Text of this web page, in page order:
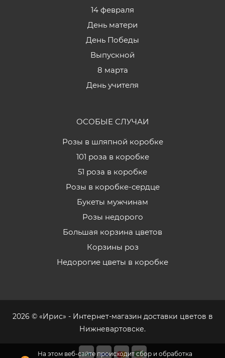
На этом веб-сайте происходит сбор и обработка
14 февраля
День матери
День Победы
Выпускной
8 марта
День учителя
ОСОБЫЕ СЛУЧАИ
Розы в шляпной коробке
101 роза в коробке
51 роза в коробке
Розы в коробке-сердце
Букеты мужчинам
Розы недорого
Большая корзина цветов
Корзины роз
Недорогие цветы в коробке
2026 © «Ирис» - Интернет-магазин доставки цветов в
Нижневартовске.